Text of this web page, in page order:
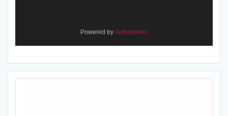
Powered byAudioIgniter